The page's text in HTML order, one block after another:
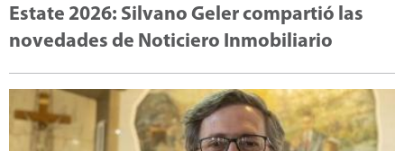
Estate 2026: Silvano Geler compartió las
novedades de Noticiero Inmobiliario